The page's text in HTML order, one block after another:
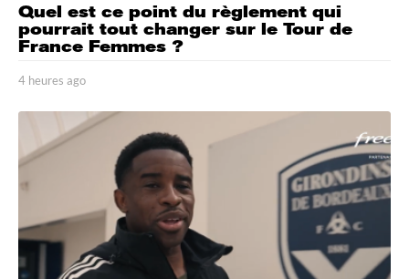
Quel est ce point du règlement qui
pourrait tout changer sur le Tour de
France Femmes ?
4 heures ago
e
u
g